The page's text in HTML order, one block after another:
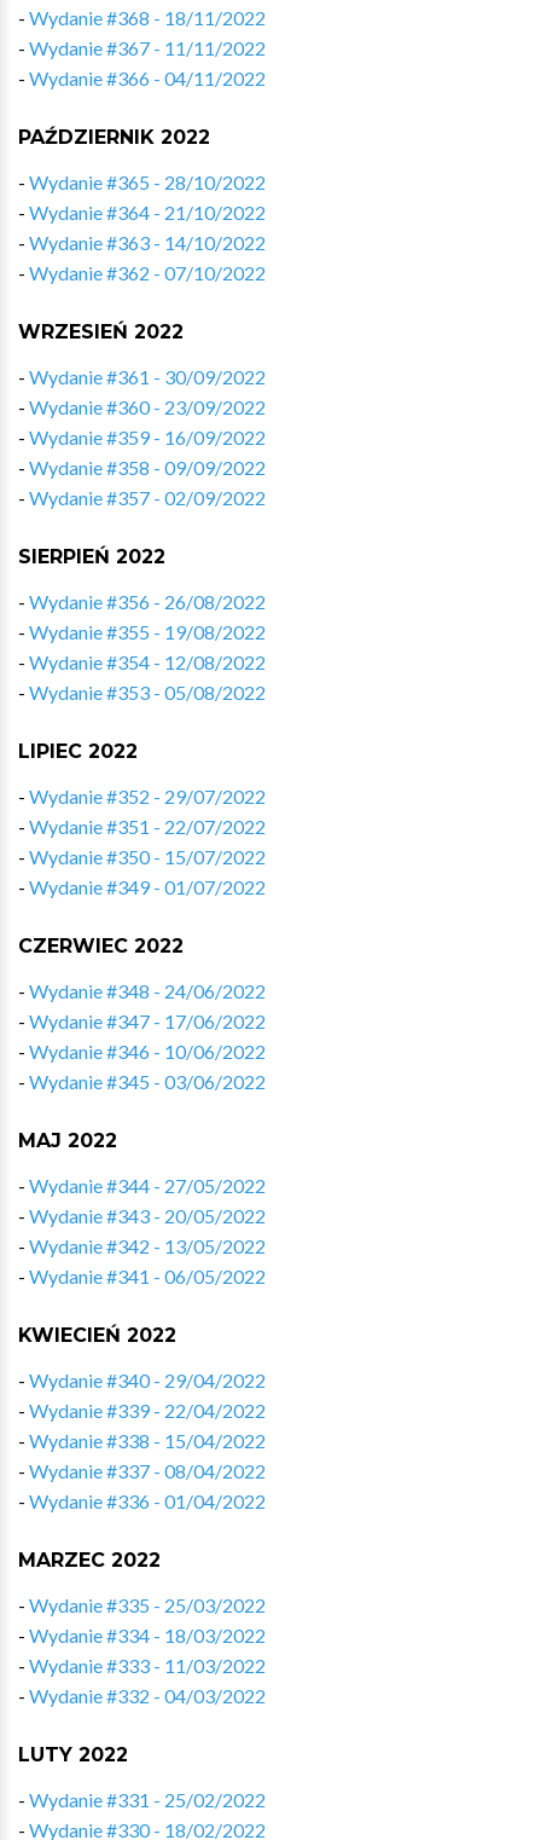
- Wydanie #368 - 18/11/2022
- Wydanie #367 - 11/11/2022
- Wydanie #366 - 04/11/2022
PAŹDZIERNIK 2022
- Wydanie #365 - 28/10/2022
- Wydanie #364 - 21/10/2022
- Wydanie #363 - 14/10/2022
- Wydanie #362 - 07/10/2022
WRZESIEŃ 2022
- Wydanie #361 - 30/09/2022
- Wydanie #360 - 23/09/2022
- Wydanie #359 - 16/09/2022
- Wydanie #358 - 09/09/2022
- Wydanie #357 - 02/09/2022
SIERPIEŃ 2022
- Wydanie #356 - 26/08/2022
- Wydanie #355 - 19/08/2022
- Wydanie #354 - 12/08/2022
- Wydanie #353 - 05/08/2022
LIPIEC 2022
- Wydanie #352 - 29/07/2022
- Wydanie #351 - 22/07/2022
- Wydanie #350 - 15/07/2022
- Wydanie #349 - 01/07/2022
CZERWIEC 2022
- Wydanie #348 - 24/06/2022
- Wydanie #347 - 17/06/2022
- Wydanie #346 - 10/06/2022
- Wydanie #345 - 03/06/2022
MAJ 2022
- Wydanie #344 - 27/05/2022
- Wydanie #343 - 20/05/2022
- Wydanie #342 - 13/05/2022
- Wydanie #341 - 06/05/2022
KWIECIEŃ 2022
- Wydanie #340 - 29/04/2022
- Wydanie #339 - 22/04/2022
- Wydanie #338 - 15/04/2022
- Wydanie #337 - 08/04/2022
- Wydanie #336 - 01/04/2022
MARZEC 2022
- Wydanie #335 - 25/03/2022
- Wydanie #334 - 18/03/2022
- Wydanie #333 - 11/03/2022
- Wydanie #332 - 04/03/2022
LUTY 2022
- Wydanie #331 - 25/02/2022
- Wydanie #330 - 18/02/2022